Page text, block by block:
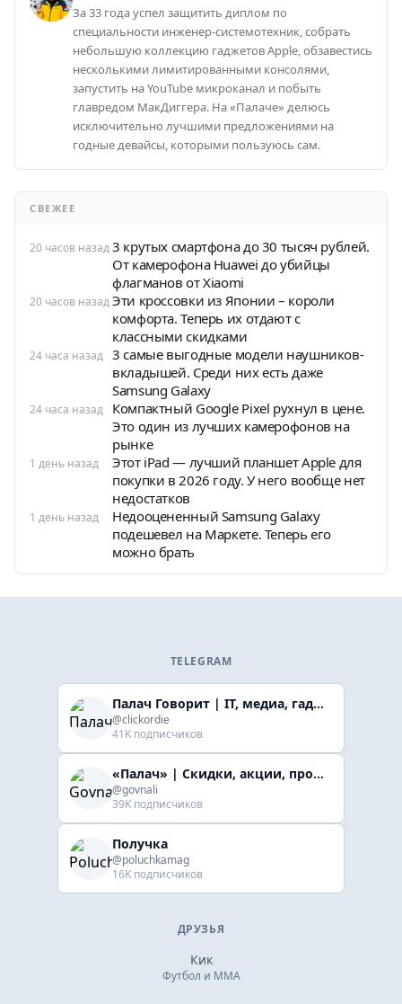
За 33 года успел защитить диплом по
специальности инженер-системотехник, собрать
небольшую коллекцию гаджетов Apple, обзавестись
несколькими лимитированными консолями,
запустить на YouTube микроканал и побыть
главредом МакДиггера. На «Палаче» делюсь
исключительно лучшими предложениями на
годные девайсы, которыми пользуюсь сам.
СВЕЖЕЕ
20 часов назад3 крутых смартфона до 30 тысяч рублей.
От камерофона Huawei до убийцы
флагманов от Xiaomi
20 часов назадЭти кроссовки из Японии – короли
комфорта. Теперь их отдают с
классными скидками
24 часа назад 3 самые выгодные модели наушников-
вкладышей. Среди них есть даже
Samsung Galaxy
24 часа назад
Компактный Google Pixel рухнул в цене.
Это один из лучших камерофонов на
рынке
1 день назад
Этот iPad — лучший планшет Apple для
покупки в 2026 году. У него вообще нет
недостатков
1 день назад
Недооцененный Samsung Galaxy
подешевел на Маркете. Теперь его
можно брать
TELEGRAM
Палач Говорит | IT, медиа, гaджеты, скидки
@clickordie
41K подписчиков
«Палач» | Скидки, акции, промокоды
@govnali
39K подписчиков
Получка
@poluchkamag
16K подписчиков
ДРУЗЬЯ
Кик
Футбол и ММА